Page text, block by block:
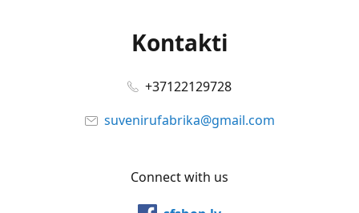
Kontakti
+37122129728
suvenirufabrika@gmail.com
Connect with us